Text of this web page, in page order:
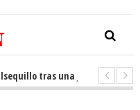
tras una jornada de